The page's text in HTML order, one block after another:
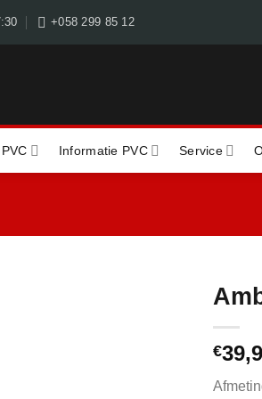
+058 299 85 12
Informatie PVC Service
€